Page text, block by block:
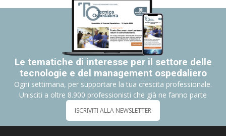
Le tematiche di interesse per il settore delle
tecnologie e del management ospedaliero
Ogni settimana, per supportare la tua crescita professionale.
Unisciti a oltre 8.900 professionisti che già ne fanno parte
ISCRIVITI ALLA NEWSLETTER